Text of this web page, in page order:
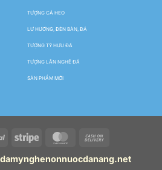
TƯỢNG CÁ HEO
LƯ HƯƠNG, ĐÈN BÀN, ĐÁ
TƯỢNG TỲ HƯU ĐÁ
TƯỢNG LÂN NGHÊ ĐÁ
SẢN PHẨM MỚI
damynghenonnuocdanang.net